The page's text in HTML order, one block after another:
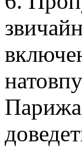
Парижа